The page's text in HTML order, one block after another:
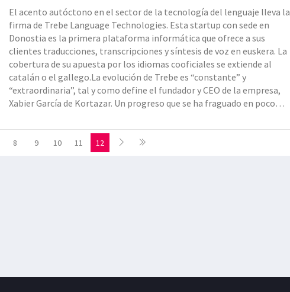
El acento autóctono en el sector de la tecnología del lenguaje lleva la
firma de Trebe Language Technologies. Esta startup con sede en
Donostia es la primera plataforma informática que ofrece a sus
clientes traducciones, transcripciones y síntesis de voz en euskera. La
cobertura de su apuesta por los idiomas cooficiales se extiende al
catalán o el gallego.La evolución de Trebe es “constante” y
“extraordinaria”, tal y como define el fundador y CEO de la empresa,
Xabier García de Kortazar. Un progreso que se ha fraguado en poco
como un ‘spin-out’ del centro tecnológico Vicomtec
8 9 10 11 12